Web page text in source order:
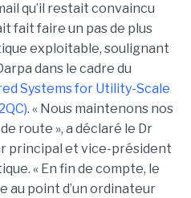
qu’il restait convaincu
fait faire un pas de plus
exploitable, soulignant
dans le cadre du
Systems for Utility-Scale
. « Nous maintenons nos
route », a déclaré le Dr
principal et vice-président
« En fin de compte, le
au point d’un ordinateur